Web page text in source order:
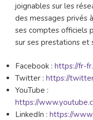
joignables sur les
des messages privés
ses comptes officiels
sur ses prestations et
Facebook : https://fr-
Twitter : https://
YouTube :
https://
LinkedIn : https://